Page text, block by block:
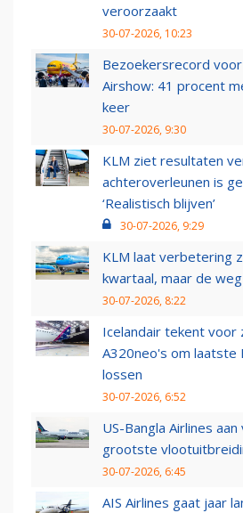
veroorzaakt
30-07-2026, 10:23
Bezoekersrecord
Airshow: 41 procent
keer
30-07-2026, 9:30
KLM ziet resultaten
achteroverleunen is
‘Realistisch blijven’
30-07-2026, 9:29
KLM laat verbetering
kwartaal, maar de
30-07-2026, 8:22
Icelandair tekent voor
A320neo's om laatste
lossen
30-07-2026, 6:52
US-Bangla Airlines
grootste
30-07-2026, 6:45
AIS Airlines gaat jaar